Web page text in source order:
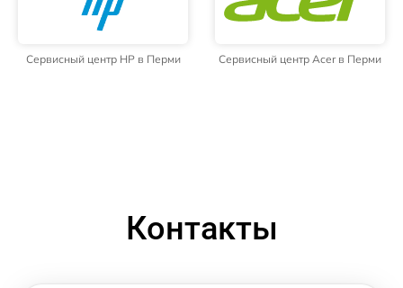
Сервисный центр HP в Перми Сервисный центр Acer в Перми
Контакты